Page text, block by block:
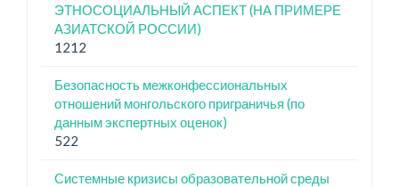
ЭТНОСОЦИАЛЬНЫЙ АСПЕКТ (НА ПРИМЕРЕ
АЗИАТСКОЙ РОССИИ)
1212
Безопасность межконфессиональных
отношений монгольского приграничья (по
данным экспертных оценок)
522
Системные кризисы образовательной среды